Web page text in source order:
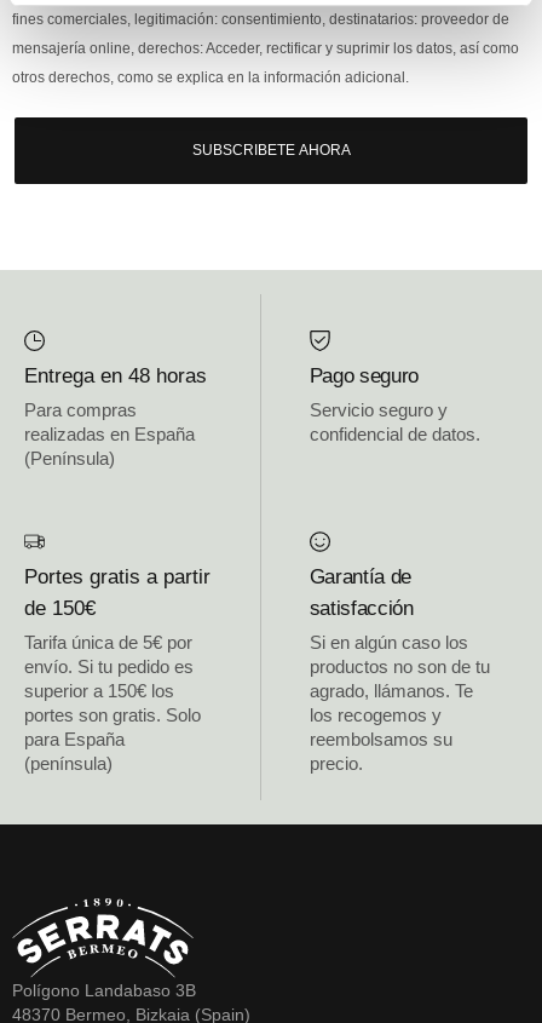
fines comerciales, legitimación: consentimiento, destinatarios: proveedor de
mensajería online, derechos: Acceder, rectificar y suprimir los datos, así como
otros derechos, como se explica en la información adicional.
SUBSCRIBETE AHORA
Entrega en 48 horas
Para compras
realizadas en España
(Península)
Pago seguro
Servicio seguro y
confidencial de datos.
Portes gratis a partir
de 150€
Tarifa única de 5€ por
envío. Si tu pedido es
superior a 150€ los
portes son gratis. Solo
para España
(península)
Garantía de
satisfacción
Si en algún caso los
productos no son de tu
agrado, llámanos. Te
los recogemos y
reembolsamos su
precio.
Polígono Landabaso 3B
48370 Bermeo, Bizkaia (Spain)